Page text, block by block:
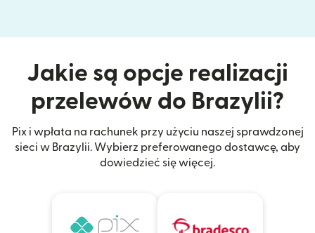
Jakie są opcje realizacji
przelewów do Brazylii?
Pix i wpłata na rachunek przy użyciu naszej sprawdzonej
sieci w Brazylii. Wybierz preferowanego dostawcę, aby
dowiedzieć się więcej.